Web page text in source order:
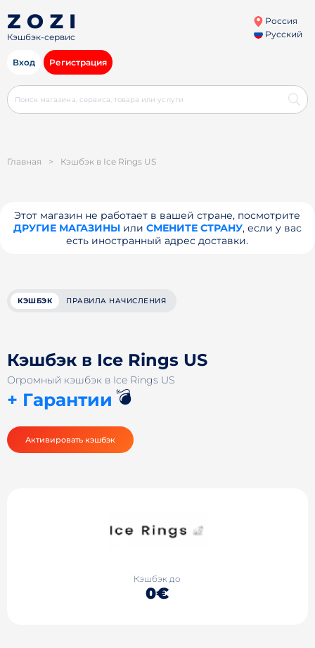
Кэшбэк-сервис
Россия
Русский
Вход Регистрация
Главная > Кэшбэк в Ice Rings US
Этот магазин не работает в вашей стране, посмотрите
ДРУГИЕ МАГАЗИНЫили СМЕНИТЕ СТРАНУ, если у вас
есть иностранный адрес доставки.
КЭШБЭК ПРАВИЛА НАЧИСЛЕНИЯ
Кэшбэк в Ice Rings US
Огромный кэшбэк в Ice Rings US
+ Гарантии 💣
Активировать кэшбэк
Кэшбэк до
0€